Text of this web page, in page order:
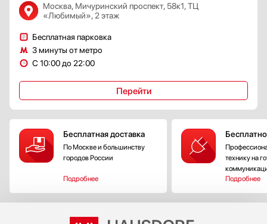
Москва, Мичуринский проспект, 58к1, ТЦ
«Любимый», 2 этаж
Бесплатная парковка
3 минуты от метро
С 10:00 до 22:00
Перейти
Бесплатная доставка
По Москве и большинству
городов России
Подробнее
технику на
Подробнее